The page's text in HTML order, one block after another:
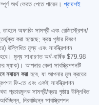
অর্থ ফেরত পেতে পারেন। প্রায়শই
অফারিং সামগ্রী এবং রেজিস্ট্রেশন/
করা হয়েছে; ক্রয় পৃষ্ঠার বিবরণ
উল্লিখিত মূল্য এবং সাবস্ক্রিপশন
মূল্য সাধারণত অর্ধ-বার্ষিক $79.98
ম্যাক)। আপনার কেনা সাবস্ক্রিপশনটি
নবায়ন করা হবে, যা আপনার মূল ক্রয়ের
ফি-তে এবং একই সাবস্ক্রিপশন
প্রচারমূলক সামগ্রী/ক্রয় পৃষ্ঠায় উল্লিখিত
নিরবচ্ছিন্ন সাবস্ক্রিপশন